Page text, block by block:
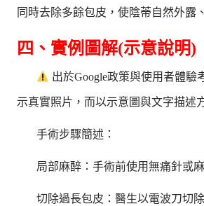
同時去除多餘包皮，使陰蒂自然外露
四、實例圖解(示意說明)
出於Google政策與使用者體驗
示真實照片，而以示意圖與文字描述
手術步驟簡述：
局部麻醉：手術前使用無痛針或
切除過長包皮：醫生以電波刀切